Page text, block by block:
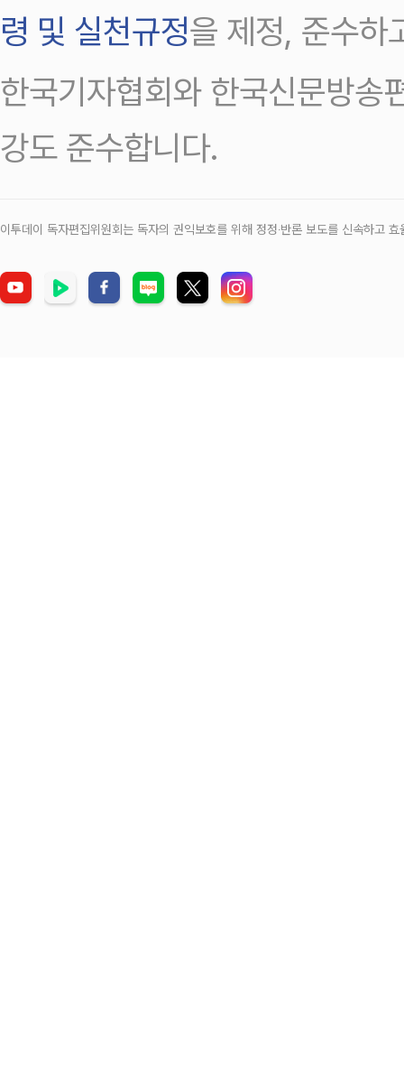
령 및 실천규정을 제정, 준수하
한국기자협회와 한국신문방송
강도 준수합니다.
이투데이 독자편집위원회는 독자의 권익보호를 위해 정정‧반론 보도를 신속하고